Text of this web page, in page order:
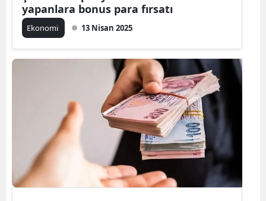
yapanlara bonus para fırsatı
Ekonomi 13 Nisan 2025